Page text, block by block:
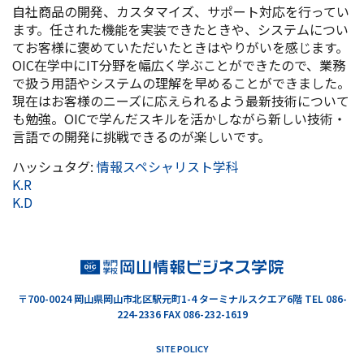
自社商品の開発、カスタマイズ、サポート対応を行ってい
ます。任された機能を実装できたときや、システムについ
てお客様に褒めていただいたときはやりがいを感じます。
OIC在学中にIT分野を幅広く学ぶことができたので、業務
で扱う用語やシステムの理解を早めることができました。
現在はお客様のニーズに応えられるよう最新技術について
も勉強。OICで学んだスキルを活かしながら新しい技術・
言語での開発に挑戦できるのが楽しいです。
ハッシュタグ: 情報スペシャリスト学科
K.R
K.D
〒700-0024岡山県岡山市北区駅元町1-4 ターミナルスクエア6階TEL 086-
224-2336 FAX 086-232-1619
SITE POLICY